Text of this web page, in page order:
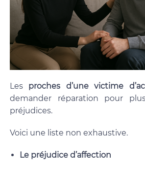
Les proches d’une victime
demander réparation pour
préjudices.
Voici une liste non exhaustive.
Le préjudice d’affection